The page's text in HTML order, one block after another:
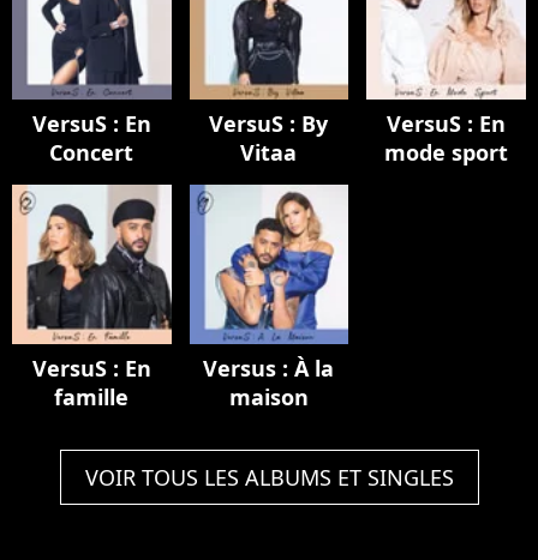
VersuS : En
Concert
VersuS : By
Vitaa
VersuS : En
mode sport
VersuS : En
famille
Versus : À la
maison
VOIR TOUS LES ALBUMS ET SINGLES